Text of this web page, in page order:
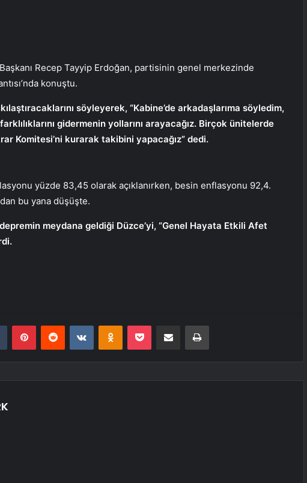
Recep Tayyip Erdoğan, partisinin genel merkezinde
konuştu.
söyleyerek, “Kabine’de arkadaşlarıma söyledim,
gidermenin yollarını arayacağız. Birçok ünitelerde
Komitesi’ni kurarak takibini yapacağız” dedi.
yüzde 83,45 olarak açıklanırken, besin enflasyonu 92,4.
bu yana düşüşte.
meydana geldiği Düzce’yi, “Genel Hayata Etkili Afet
Tumblr PinterestReddit VKontakteOdnoklassniki
Pocket E-Posta ile paylaş Yazdır